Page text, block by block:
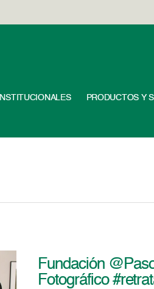
INSTITUCIONALES PRODUCTOS Y
Fundación
Fotográfico